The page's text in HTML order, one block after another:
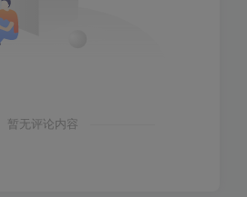
暂无评论内容